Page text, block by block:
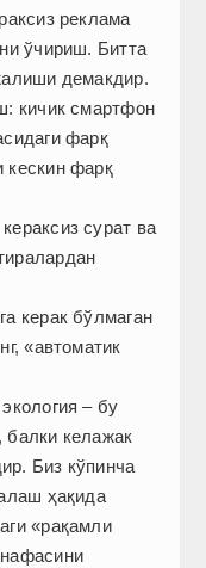
реклама
ўчириш. Битта
демакдир.
кичик смартфон
фарқ
кескин фарқ
сурат ва
керак бўлмаган
«автоматик
– бу
балки келажак
Биз кўпинча
ҳақида
«рақамли